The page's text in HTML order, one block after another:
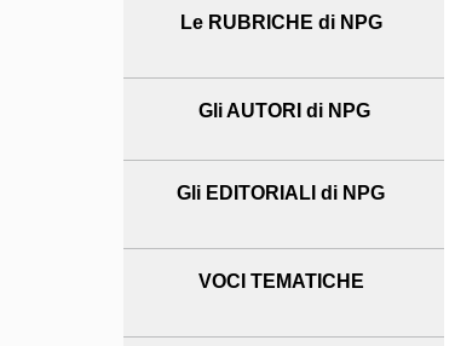
Le RUBRICHE di NPG
Gli AUTORI di NPG
Gli EDITORIALI di NPG
VOCI TEMATICHE